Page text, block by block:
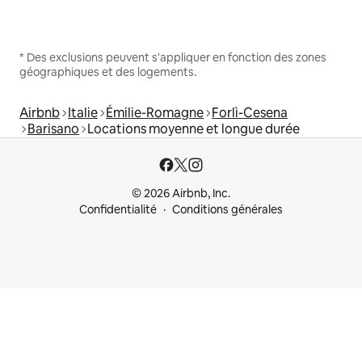
* Des exclusions peuvent s'appliquer en fonction des zones
géographiques et des logements.
Airbnb Italie Émilie-Romagne Forlì-Cesena
Barisano Locations moyenne et longue durée
© 2026 Airbnb, Inc.
Confidentialité
Conditions générales